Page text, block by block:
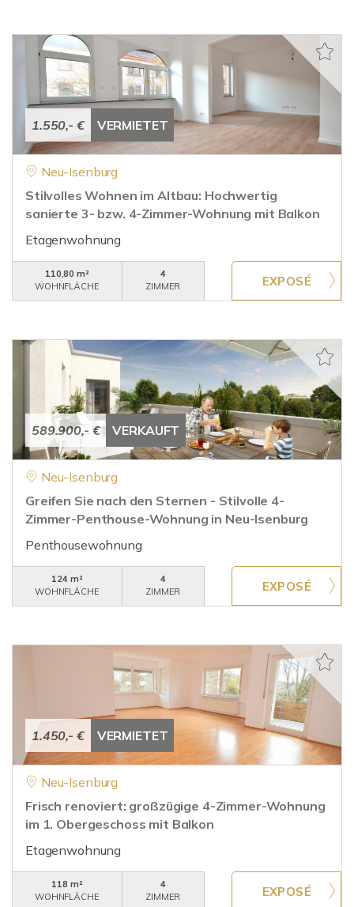
1.550,- € VERMIETET
Neu-Isenburg
Stilvolles Wohnen im Altbau: Hochwertig
sanierte 3- bzw. 4-Zimmer-Wohnung mit Balkon
Etagenwohnung
110,80 m²
WOHNFLÄCHE
4
ZIMMER
589.900,- € VERKAUFT
Neu-Isenburg
Greifen Sie nach den Sternen - Stilvolle 4-
Zimmer-Penthouse-Wohnung in Neu-Isenburg
Penthousewohnung
124 m²
WOHNFLÄCHE
4
ZIMMER
1.450,- € VERMIETET
Neu-Isenburg
Frisch renoviert: großzügige 4-Zimmer-Wohnung
im 1. Obergeschoss mit Balkon
Etagenwohnung
118 m²
WOHNFLÄCHE
4
ZIMMER